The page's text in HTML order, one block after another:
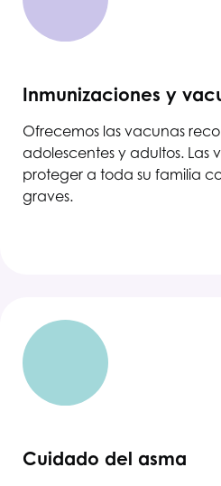
Inmunizaciones y
Ofrecemos las vacunas
adolescentes y adultos. Las
proteger a toda su familia
graves.
Cuidado del asma